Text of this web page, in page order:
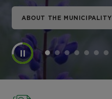
ABOUT THE MUNICIPALITY
ABOUT THE MUNICIPALITY
ABOUT THE MUNICIPALITY
ABOUT THE MUNICIPALITY
ABOUT THE MUNICIPALITY
ABOUT THE MUNICIPALITY
ABOUT THE MUNICIPALITY
ABOUT THE MUNICIPALITY